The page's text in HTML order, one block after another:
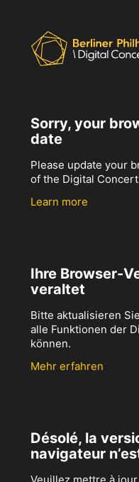
Sorry, your
date
Please update your
of the Digital
Learn more
Ihre Browser-
veraltet
Bitte aktualisieren
alle Funktionen der
können.
Mehr erfahren
Désolé, la
navigateur